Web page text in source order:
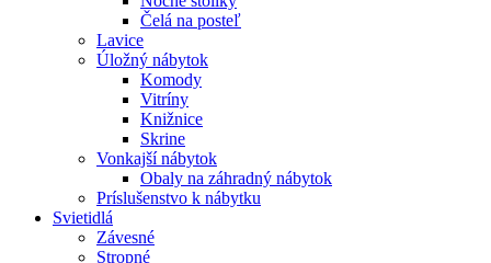
Čelá na posteľ
Lavice
Úložný nábytok
Komody
Vitríny
Knižnice
Skrine
Vonkajší nábytok
Obaly na záhradný nábytok
Príslušenstvo k nábytku
Svietidlá
Závesné
Stropné